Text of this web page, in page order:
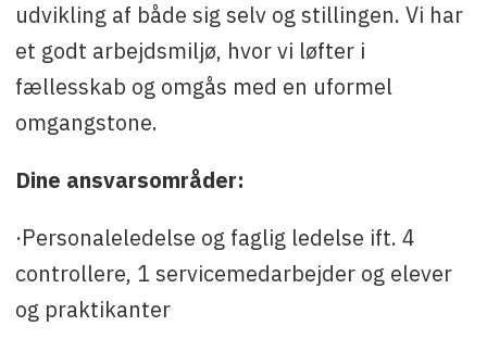
udvikling af både sig selv og stillingen. Vi har
et godt arbejdsmiljø, hvor vi løfter i
fællesskab og omgås med en uformel
omgangstone.
Dine ansvarsområder:
·Personaleledelse og faglig ledelse ift. 4
controllere, 1 servicemedarbejder og elever
og praktikanter